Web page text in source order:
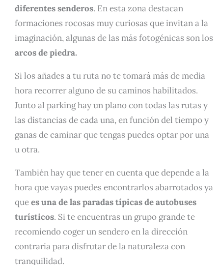
diferentes senderos. En esta zona destacan
formaciones rocosas muy curiosas que invitan a la
imaginación, algunas de las más fotogénicas son los
arcos de piedra.
Si los añades a tu ruta no te tomará más de media
hora recorrer alguno de su caminos habilitados.
Junto al parking hay un plano con todas las rutas y
las distancias de cada una, en función del tiempo y
ganas de caminar que tengas puedes optar por una
u otra.
También hay que tener en cuenta que depende a la
hora que vayas puedes encontrarlos abarrotados ya
quees una de las paradas típicas de autobuses
turísticos. Si te encuentras un grupo grande te
recomiendo coger un sendero en la dirección
contraria para disfrutar de la naturaleza con
tranquilidad.